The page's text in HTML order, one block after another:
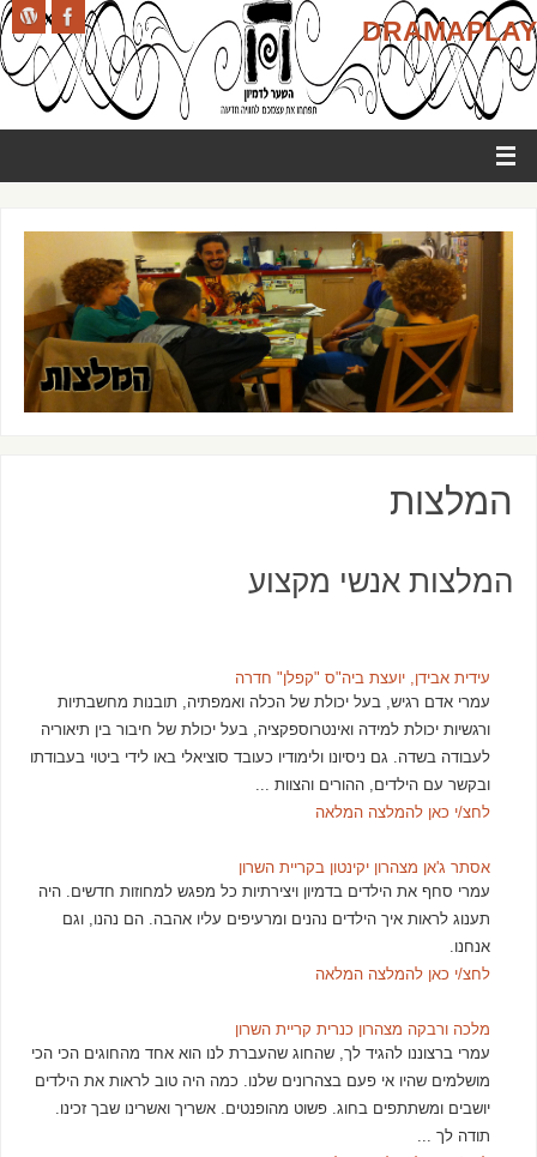
DRAMAPLAY
המלצות
המלצות אנשי מקצוע
עידית אבידן, יועצת ביה"ס "קפלן" חדרה
עמרי אדם רגיש, בעל יכולת של הכלה ואמפתיה, תובנות מחשבתיות
ורגשיות יכולת למידה ואינטרוספקציה, בעל יכולת של חיבור בין תיאוריה
לעבודה בשדה. גם ניסיונו ולימודיו כעובד סוציאלי באו לידי ביטוי בעבודתו
ובקשר עם הילדים, ההורים והצוות ...
לחצ/י כאן להמלצה המלאה
אסתר ג'אן מצהרון יקינטון בקריית השרון
עמרי סחף את הילדים בדמיון ויצירתיות כל מפגש למחוזות חדשים. היה
תענוג לראות איך הילדים נהנים ומרעיפים עליו אהבה. הם נהנו, וגם
אנחנו.
לחצ/י כאן להמלצה המלאה
מלכה ורבקה מצהרון כנרית קריית השרון
עמרי ברצוננו להגיד לך, שהחוג שהעברת לנו הוא אחד מהחוגים הכי הכי
מושלמים שהיו אי פעם בצהרונים שלנו. כמה היה טוב לראות את הילדים
יושבים ומשתתפים בחוג. פשוט מהופנטים. אשריך ואשרינו שבך זכינו.
תודה לך ...